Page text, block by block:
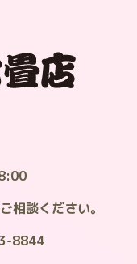
相談ください。
8844